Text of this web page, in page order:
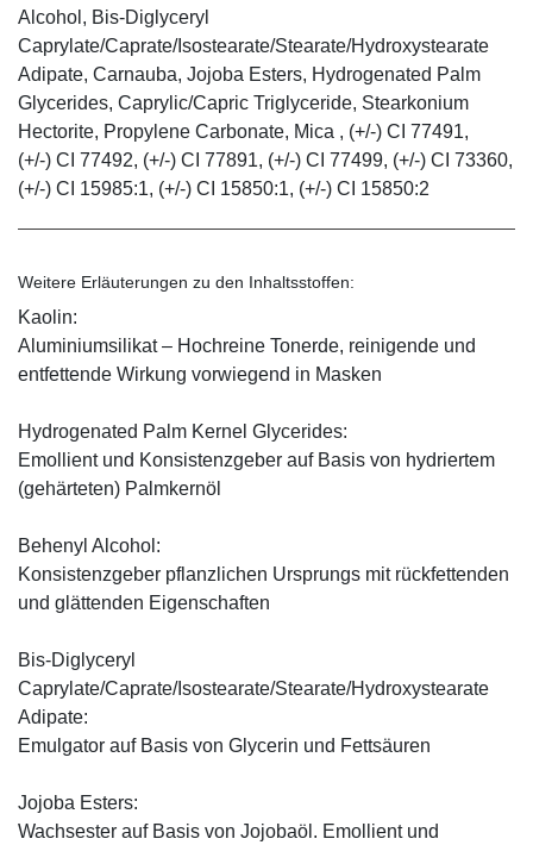
Alcohol, Bis-Diglyceryl
Caprylate/Caprate/Isostearate/Stearate/Hydroxystearate
Adipate, Carnauba, Jojoba Esters, Hydrogenated Palm
Glycerides, Caprylic/Capric Triglyceride, Stearkonium
Hectorite, Propylene Carbonate, Mica , (+/-) CI 77491,
(+/-) CI 77492, (+/-) CI 77891, (+/-) CI 77499, (+/-) CI 73360,
(+/-) CI 15985:1, (+/-) CI 15850:1, (+/-) CI 15850:2
Weitere Erläuterungen zu den Inhaltsstoffen:
Kaolin:
Aluminiumsilikat – Hochreine Tonerde, reinigende und
entfettende Wirkung vorwiegend in Masken
Hydrogenated Palm Kernel Glycerides:
Emollient und Konsistenzgeber auf Basis von hydriertem
(gehärteten) Palmkernöl
Behenyl Alcohol:
Konsistenzgeber pflanzlichen Ursprungs mit rückfettenden
und glättenden Eigenschaften
Bis-Diglyceryl
Caprylate/Caprate/Isostearate/Stearate/Hydroxystearate
Adipate:
Emulgator auf Basis von Glycerin und Fettsäuren
Jojoba Esters:
Wachsester auf Basis von Jojobaöl. Emollient und